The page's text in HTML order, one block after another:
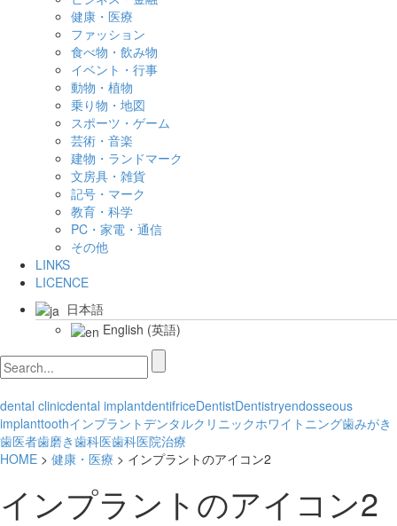
健康・医療
ファッション
食べ物・飲み物
イベント・行事
動物・植物
乗り物・地図
スポーツ・ゲーム
芸術・音楽
建物・ランドマーク
文房具・雑貨
記号・マーク
教育・科学
PC・家電・通信
その他
LINKS
LICENCE
日本語
English (英語)
dental clinicdental implantdentifriceDentistDentistryendosseous
implanttoothインプラントデンタルクリニックホワイトニング歯みがき
歯医者歯磨き歯科医歯科医院治療
HOME > 健康・医療 > インプラントのアイコン2
インプラントのアイコン2